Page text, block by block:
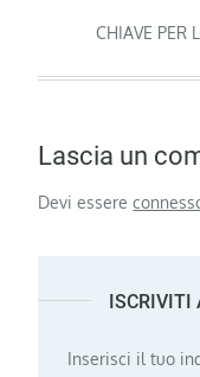
CHIAVE PER
Lascia un
Devi essere
Inserisci il tuo